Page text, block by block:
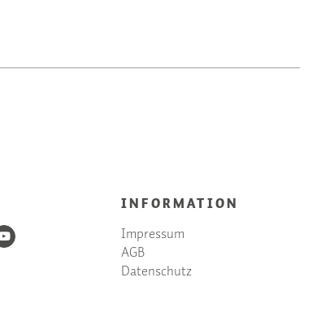
INFORMATION
Impressum
AGB
Datenschutz